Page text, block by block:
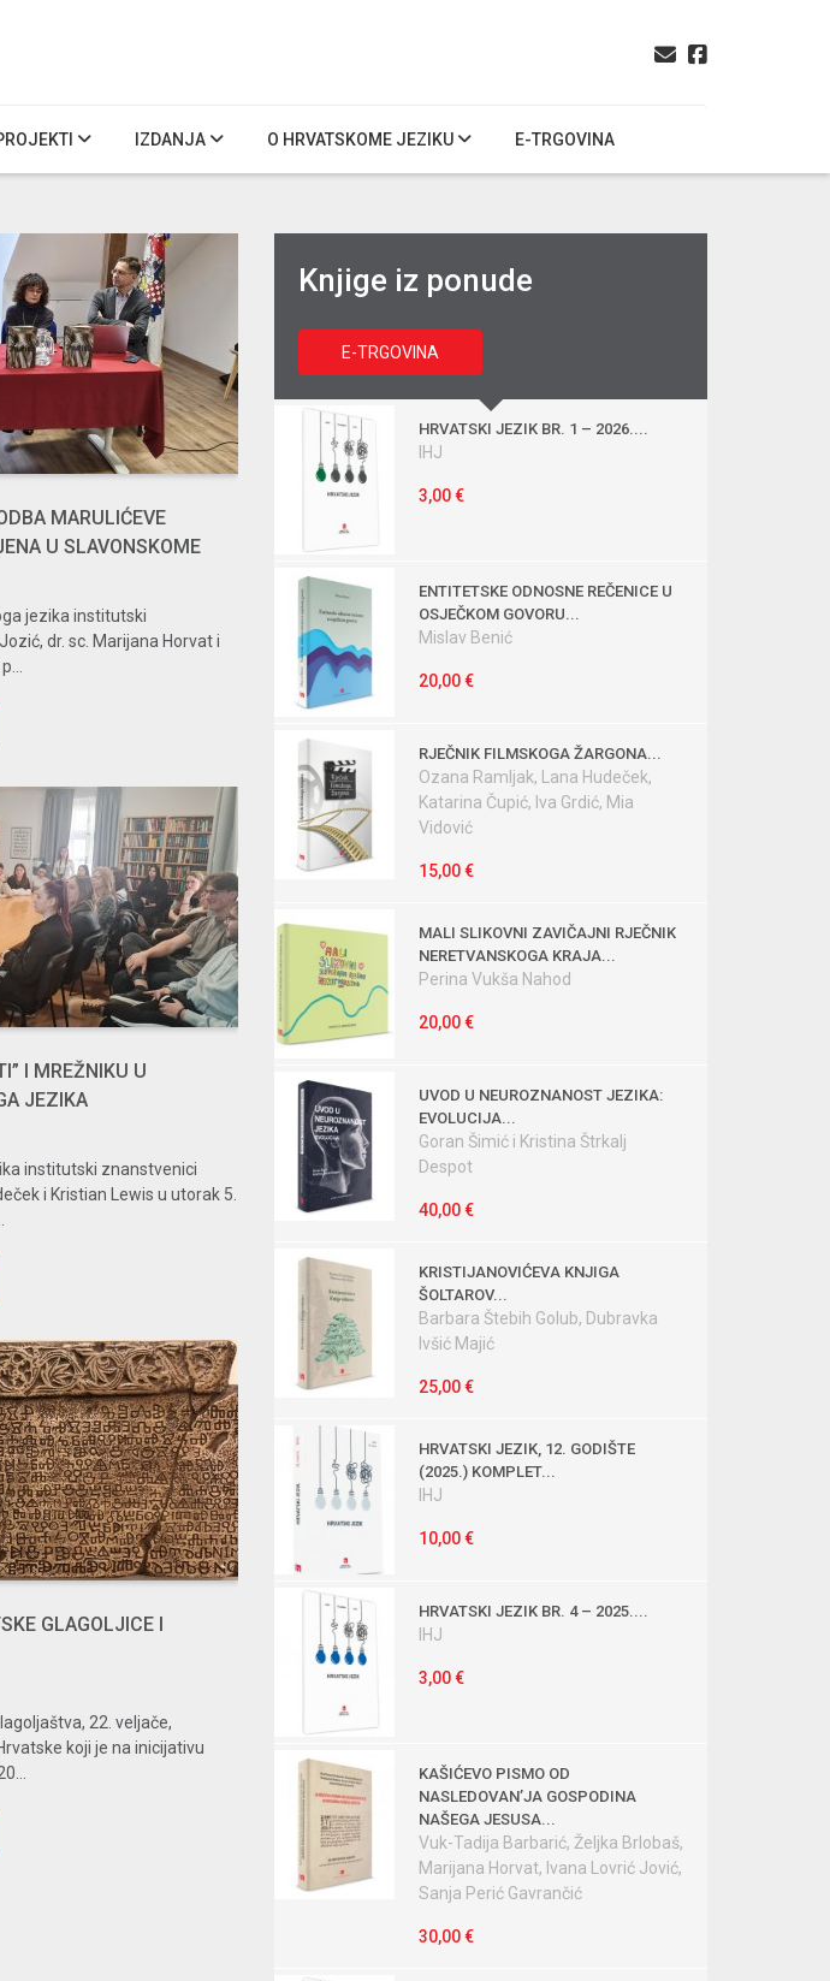
IZDANJA O HRVATSKOME JEZIKU E-TRGOVINA
MARULIĆEVE
U SLAVONSKOME
jezika institutski
dr. sc. Marijana Horvat i
I MREŽNIKU U
JEZIKA
institutski znanstvenici
i Kristian Lewis u utorak 5.
GLAGOLJICE I
22. veljače,
koji je na inicijativu
Knjige iz ponude
E-TRGOVINA
HRVATSKI JEZIK BR. 1 – 2026....
IHJ
3,00 €
ENTITETSKE ODNOSNE REČENICE U
OSJEČKOM GOVORU...
Mislav Benić
20,00 €
RJEČNIK FILMSKOGA ŽARGONA...
Ozana Ramljak, Lana Hudeček,
Katarina Čupić, Iva Grdić, Mia
Vidović
15,00 €
MALI SLIKOVNI ZAVIČAJNI RJEČNIK
NERETVANSKOGA KRAJA...
Perina Vukša Nahod
20,00 €
UVOD U NEUROZNANOST JEZIKA:
EVOLUCIJA...
Goran Šimić i Kristina Štrkalj
Despot
40,00 €
KRISTIJANOVIĆEVA KNJIGA
ŠOLTAROV...
Barbara Štebih Golub, Dubravka
Ivšić Majić
25,00 €
HRVATSKI JEZIK, 12. GODIŠTE
(2025.) KOMPLET...
IHJ
10,00 €
HRVATSKI JEZIK BR. 4 – 2025....
IHJ
3,00 €
KAŠIĆEVO PISMO OD
NASLEDOVANʼJA GOSPODINA
NAŠEGA JESUSA...
Vuk-Tadija Barbarić, Željka Brlobaš,
Marijana Horvat, Ivana Lovrić Jović,
Sanja Perić Gavrančić
30,00 €